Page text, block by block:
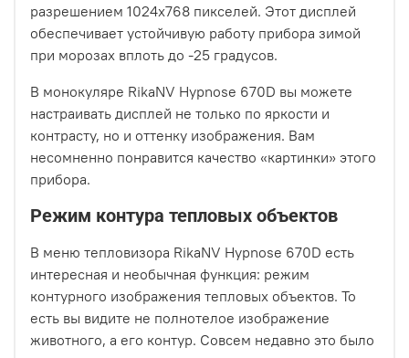
разрешением 1024х768 пикселей. Этот дисплей
обеспечивает устойчивую работу прибора зимой
при морозах вплоть до -25 градусов.
В монокуляре RikaNV Hypnose 670D вы можете
настраивать дисплей не только по яркости и
контрасту, но и оттенку изображения. Вам
несомненно понравится качество «картинки» этого
прибора.
Режим контура тепловых объектов
В меню тепловизора RikaNV Hypnose 670D есть
интересная и необычная функция: режим
контурного изображения тепловых объектов. То
есть вы видите не полнотелое изображение
животного, а его контур. Совсем недавно это было